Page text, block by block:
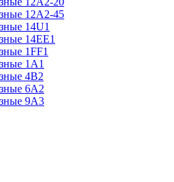
12А2-45
14U1
14ЕЕ1
1FF1
1А1
4В2
6A2
9А3